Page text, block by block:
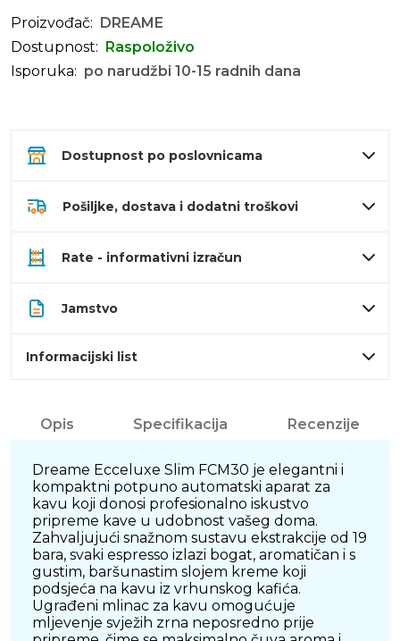
Proizvođač:
DREAME
Dostupnost:
Raspoloživo
Isporuka: po narudžbi 10-15 radnih dana
Dostupnost po poslovnicama
Pošiljke, dostava i dodatni troškovi
Rate - informativni izračun
Jamstvo
Informacijski list
Opis Specifikacija Recenzije
Dreame Ecceluxe Slim FCM30 je elegantni i
kompaktni potpuno automatski aparat za
kavu koji donosi profesionalno iskustvo
pripreme kave u udobnost vašeg doma.
Zahvaljujući snažnom sustavu ekstrakcije od 19
bara, svaki espresso izlazi bogat, aromatičan i s
gustim, baršunastim slojem kreme koji
podsjeća na kavu iz vrhunskog kafića.
Ugrađeni mlinac za kavu omogućuje
mljevenje svježih zrna neposredno prije